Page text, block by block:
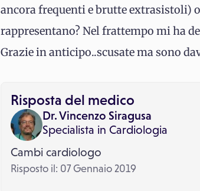
ancora frequenti e brutte extrasistoli)
rappresentano? Nel frattempo mi ha
Grazie in anticipo..scusate ma sono
Risposta del medico
Dr. Vincenzo Siragusa
Specialista in Cardiologia
Cambi cardiologo
Risposto il: 07 Gennaio 2019